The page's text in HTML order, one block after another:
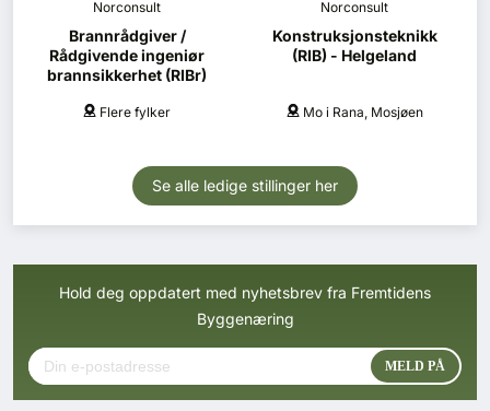
Norconsult
Brannrådgiver /
Rådgivende ingeniør
brannsikkerhet (RIBr)
Flere fylker
Norconsult
Konstruksjonsteknikk
(RIB) - Helgeland
Mo i Rana, Mosjøen
Se alle ledige stillinger her
Hold deg oppdatert med nyhetsbrev fra Fremtidens
Byggenæring